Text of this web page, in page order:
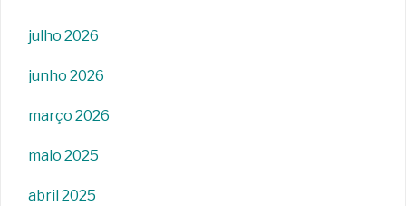
julho 2026
junho 2026
março 2026
maio 2025
abril 2025